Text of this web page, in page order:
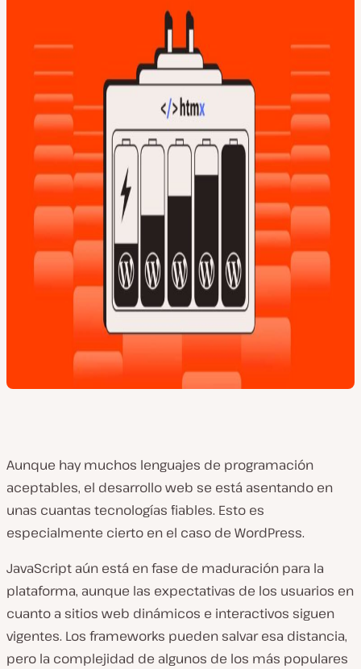
Aunque hay muchos lenguajes de programación
aceptables, el desarrollo web se está asentando en
unas cuantas tecnologías fiables. Esto es
especialmente cierto en el caso de WordPress.
JavaScript aún está en fase de maduración para la
plataforma, aunque las expectativas de los usuarios en
cuanto a sitios web dinámicos e interactivos siguen
vigentes. Los frameworks pueden salvar esa distancia,
pero la complejidad de algunos de los más populares